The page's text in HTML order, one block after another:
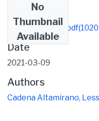
No
Thumbnail
Available
TESIS FINAL (1).pdf
Date
2021-03-09
Authors
Cadena Altamirano,